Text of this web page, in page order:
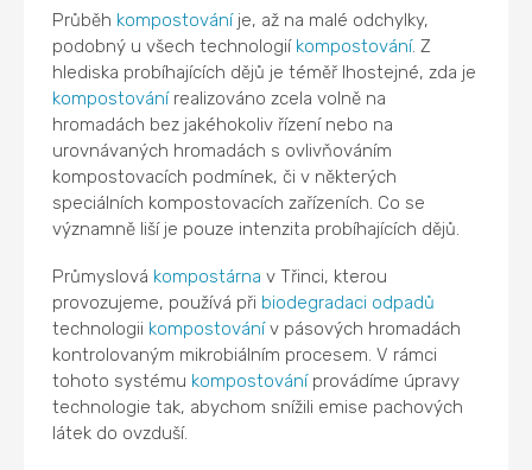
Průběh kompostováníje, až na malé odchylky,
podobný u všech technologií kompostování. Z
hlediska probíhajících dějů je téměř lhostejné, zda je
kompostovánírealizováno zcela volně na
hromadách bez jakéhokoliv řízení nebo na
urovnávaných hromadách s ovlivňováním
kompostovacích podmínek, či v některých
speciálních kompostovacích zařízeních. Co se
významně liší je pouze intenzita probíhajících dějů.
Průmyslová kompostárna v Třinci, kterou
provozujeme, používá při biodegradaci odpadů
technologii kompostovánív pásových hromadách
kontrolovaným mikrobiálním procesem. V rámci
tohoto systému kompostováníprovádíme úpravy
technologie tak, abychom snížili emise pachových
látek do ovzduší.